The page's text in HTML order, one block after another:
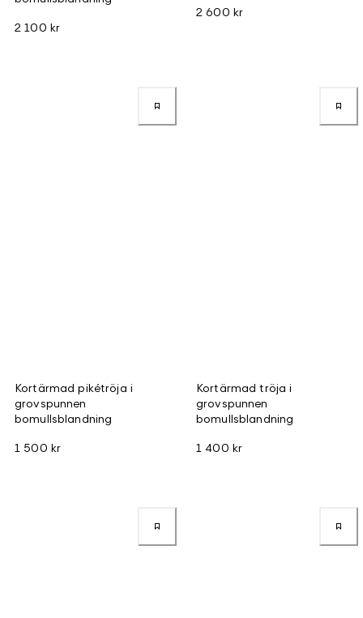
2 100 kr
2 600 kr
Kortärmad pikétröja i
grovspunnen
bomullsblandning
1 500 kr
Kortärmad tröja i
grovspunnen
bomullsblandning
1 400 kr